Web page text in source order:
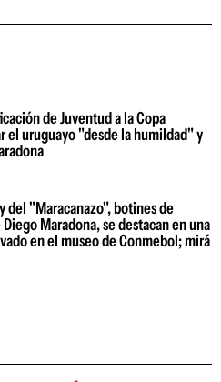
de Juventud a la Copa
el uruguayo "desde la humildad" y
del "Maracanazo", botines de
Maradona, se destacan en una
en el museo de Conmebol; mirá